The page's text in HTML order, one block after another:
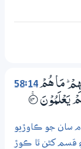
58:14مَا هُمْ
يَعْلَمُوْنَ ؀ۚ14
سان جو ڪاوڙيو
۽ قسم کڻن ٿا ڪوڙ